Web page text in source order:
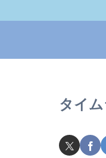
タイ